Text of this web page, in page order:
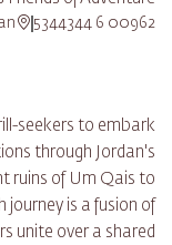
00962 6 5344344
seekers to embark
through Jordan's
ruins of Um Qais to
journey is a fusion of
unite over a shared